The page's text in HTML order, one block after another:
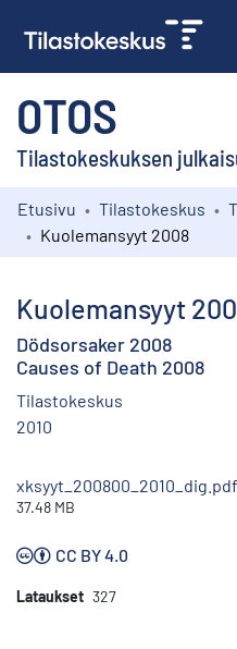
OTOS
Tilastokeskuksen
Kokoelmat
Etusivu Tilastokeskus
Kuolemansyyt 2008
Kuolemansyyt
Dödsorsaker 2008
Causes of Death 2008
Tilastokeskus
2010
xksyyt_200800_2010_dig.pdf
37.48 MB
CC BY 4.0
Lataukset 327